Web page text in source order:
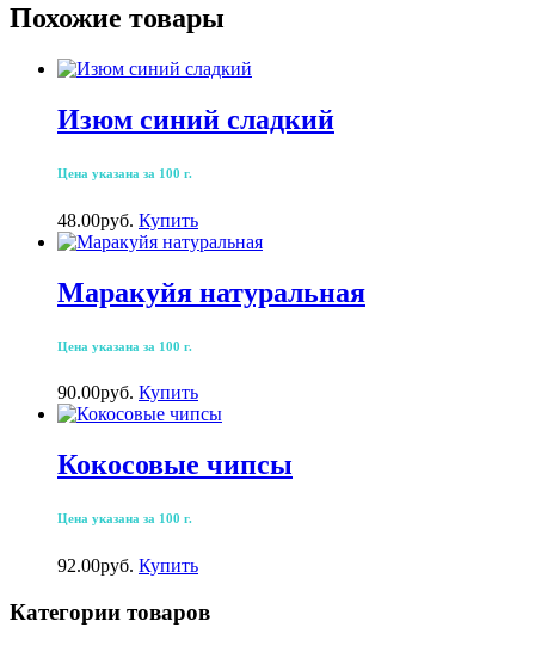
Похожие товары
Изюм синий сладкий
Цена указана за 100 г.
48.00руб. Купить
Маракуйя натуральная
Цена указана за 100 г.
90.00руб. Купить
Кокосовые чипсы
Цена указана за 100 г.
92.00руб. Купить
Категории товаров